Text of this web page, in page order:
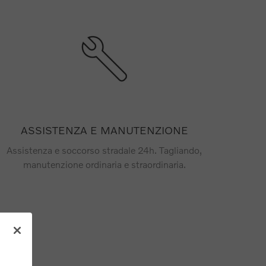
ASSISTENZA E MANUTENZIONE
Assistenza e soccorso stradale 24h. Tagliando,
manutenzione ordinaria e straordinaria.